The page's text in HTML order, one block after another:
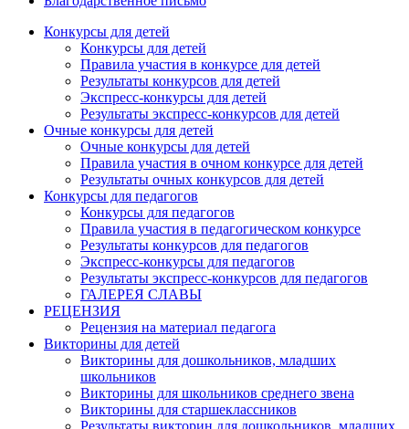
Конкурсы для детей
Конкурсы для детей
Правила участия в конкурсе для детей
Результаты конкурсов для детей
Экспресс-конкурсы для детей
Результаты экспресс-конкурсов для детей
Очные конкурсы для детей
Очные конкурсы для детей
Правила участия в очном конкурсе для детей
Результаты очных конкурсов для детей
Конкурсы для педагогов
Конкурсы для педагогов
Правила участия в педагогическом конкурсе
Результаты конкурсов для педагогов
Экспресс-конкурсы для педагогов
Результаты экспресс-конкурсов для педагогов
ГАЛЕРЕЯ СЛАВЫ
РЕЦЕНЗИЯ
Рецензия на материал педагога
Викторины для детей
Викторины для дошкольников, младших
школьников
Викторины для школьников среднего звена
Викторины для старшеклассников
Результаты викторин для дошкольников, младших
Анонсы конкурсов